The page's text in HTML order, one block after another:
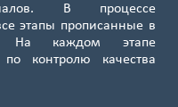
В процессе
этапы прописанные в
На каждом этапе
контролю качества